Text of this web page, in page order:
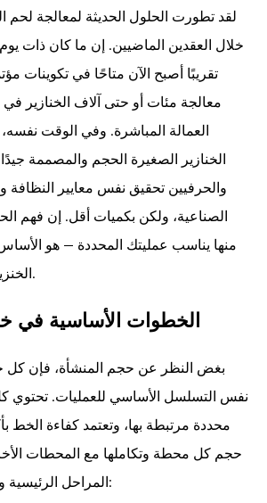
لقد تطورت الحلول الحديثة لمعالجة
خلال العقدين الماضيين. إن ما كان ذات
تقريبًا أصبح الآن متاحًا في تكوينات
معالجة مئات أو حتى آلاف الخنازير
العمالة المباشرة. وفي الوقت
الخنازير الصغيرة الحجم والمصممة جيدًا
والحرفيين تحقيق نفس معايير النظافة
الصناعية، ولكن بكميات أقل. إن فهم
منها يناسب عمليتك المحددة — هو
الخنزير المنتجة والمتوافقة.
الخطوات الأساسية في
بغض النظر عن حجم المنشأة، فإن كل
نفس التسلسل الأساسي للعمليات.
محددة مرتبطة بها، وتعتمد كفاءة الخط
حجم كل محطة وتكاملها مع المحطات
المراحل الرئيسية والمعدات التي تدعمها: